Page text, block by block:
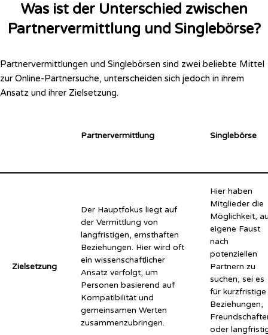
Was ist der Unterschied zwischen
Partnervermittlung und Singlebörse?
Partnervermittlungen und Singlebörsen sind zwei beliebte Mittel
zur Online-Partnersuche, unterscheiden sich jedoch in ihrem
Ansatz und ihrer Zielsetzung.
Partnervermittlung Singlebörse
Zielsetzung
Der Hauptfokus liegt auf
der Vermittlung von
langfristigen, ernsthaften
Beziehungen. Hier wird oft
ein wissenschaftlicher
Ansatz verfolgt, um
Personen basierend auf
Kompatibilität und
gemeinsamen Werten
zusammenzubringen.
Hier haben
Mitglieder die
Möglichkeit,
eigene Faust
nach
potenziellen
Partnern zu
suchen, sei es
für kurzfristige
Beziehungen,
oder